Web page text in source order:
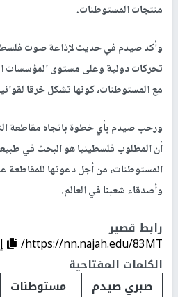
منتجات المستوطنات.
وأكد صيدم في حديث لإذاعة صوت
تحركات دولية وعلى مستوى المؤسسات
مع المستوطنات، كونها تشكل خرقا
ورحب صيدم بأي خطوة باتجاه مقاطعة
أن المطلوب فلسطينيا هو البحث في
المستوطنات، من أجل دعوتها للمقاطعة
وأصدقاء شعبنا في العالم.
رابط قصير
https://nn.najah.edu/83MT/
الكلمات المفتاحية
صبري صيدم
مستوطنات